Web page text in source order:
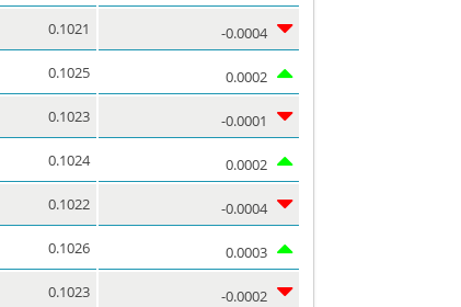
0.1021 -0.0004
0.1025 0.0002
0.1023 -0.0001
0.1024 0.0002
0.1022 -0.0004
0.1026 0.0003
0.1023 -0.0002